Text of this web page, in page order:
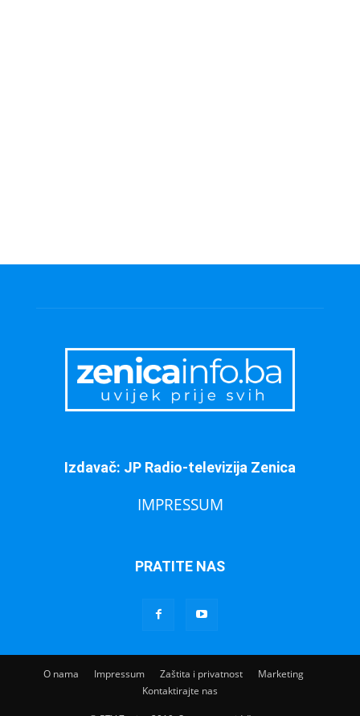
Izdavač: JP Radio-televizija Zenica
IMPRESSUM
PRATITE NAS
O nama Impressum Zaštita i privatnost
Marketing
Kontaktirajte nas